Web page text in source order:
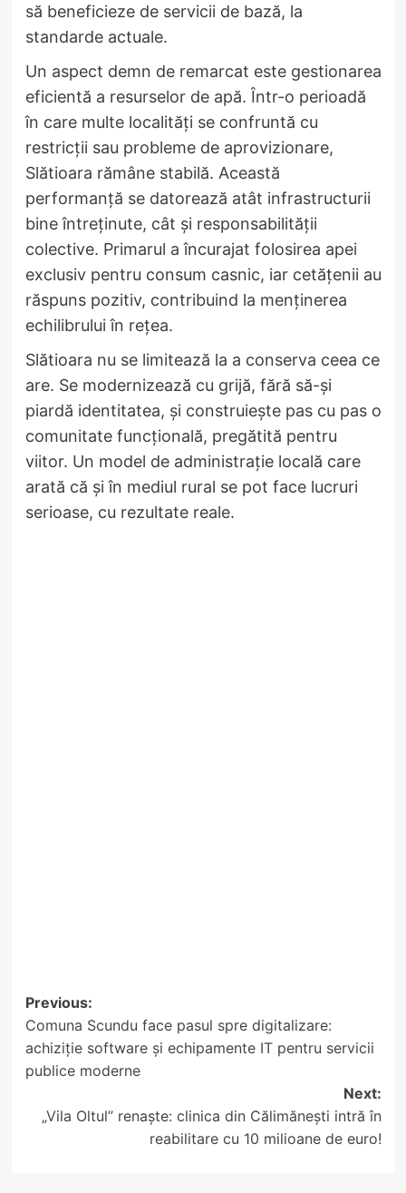
să beneficieze de servicii de bază, la
standarde actuale.
Un aspect demn de remarcat este gestionarea
eficientă a resurselor de apă. Într-o perioadă
în care multe localități se confruntă cu
restricții sau probleme de aprovizionare,
Slătioara rămâne stabilă. Această
performanță se datorează atât infrastructurii
bine întreținute, cât și responsabilității
colective. Primarul a încurajat folosirea apei
exclusiv pentru consum casnic, iar cetățenii au
răspuns pozitiv, contribuind la menținerea
echilibrului în rețea.
Slătioara nu se limitează la a conserva ceea ce
are. Se modernizează cu grijă, fără să-și
piardă identitatea, și construiește pas cu pas o
comunitate funcțională, pregătită pentru
viitor. Un model de administrație locală care
arată că și în mediul rural se pot face lucruri
serioase, cu rezultate reale.
Post
navigation
Previous:
Comuna Scundu face pasul spre digitalizare:
achiziție software și echipamente IT pentru servicii
publice moderne
Next:
„Vila Oltul” renaște: clinica din Călimănești intră în
reabilitare cu 10 milioane de euro!